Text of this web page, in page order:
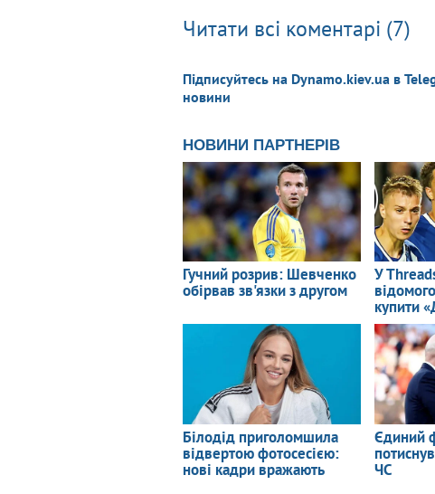
Читати всі коментарі (7)
Підписуйтесь на Dynamo.kiev.ua в
новини